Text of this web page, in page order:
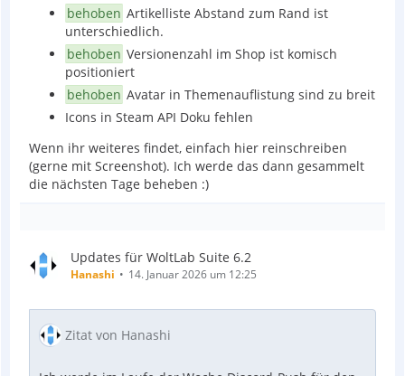
behoben Artikelliste Abstand zum Rand ist
unterschiedlich.
behoben Versionenzahl im Shop ist komisch
positioniert
behoben Avatar in Themenauflistung sind zu breit
Icons in Steam API Doku fehlen
Wenn ihr weiteres findet, einfach hier reinschreiben
(gerne mit Screenshot). Ich werde das dann gesammelt
die nächsten Tage beheben :)
Updates für WoltLab Suite 6.2
Hanashi 14. Januar 2026 um 12:25
Zitat von Hanashi